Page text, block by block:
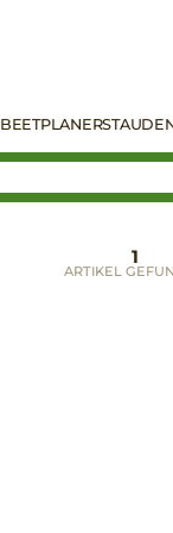
BEETPLANER
1
ARTIKEL